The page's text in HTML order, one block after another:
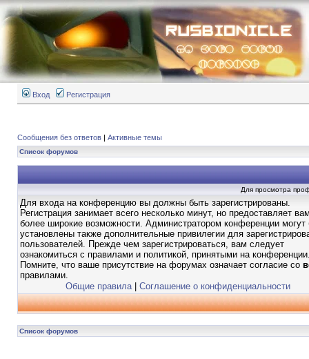
Вход Регистрация
Сообщения без ответов | Активные темы
Список форумов
Для просмотра
Для входа на конференцию вы должны быть зарегистрированы.
Регистрация занимает всего несколько минут, но предоставляет
более широкие возможности. Администратором конференции могут
установлены также дополнительные привилегии для
пользователей. Прежде чем зарегистрироваться, вам следует
ознакомиться с правилами и политикой, принятыми на
Помните, что ваше присутствие на форумах означает согласие со
правилами.
Общие правила| Соглашение о конфиденциальности
Список форумов